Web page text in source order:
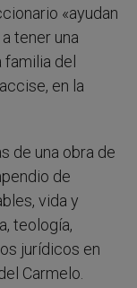
«ayudan
tener una
del
en la
de una obra de
de
vida y
teología,
jurídicos en
Carmelo.